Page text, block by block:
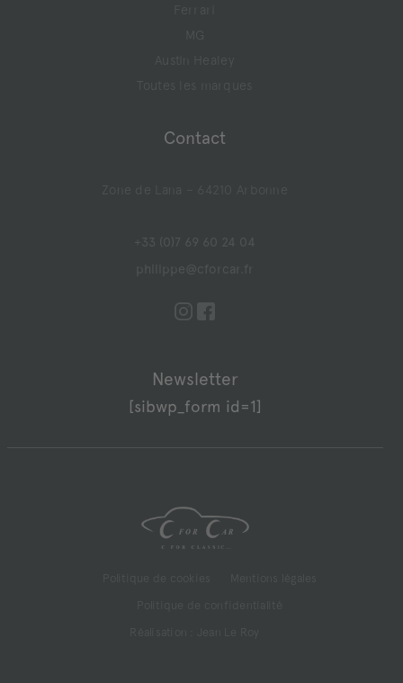
Ferrari
MG
Austin Healey
Toutes les marques
Contact
Zone de Lana – 64210 Arbonne
+33 (0)7 69 60 24 04
philippe@cforcar.fr
Newsletter
[sibwp_form id=1]